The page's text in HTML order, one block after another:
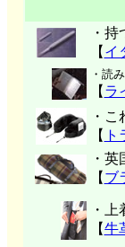
・
【 イ
・読
【 ラ
・
【
・
【 ブ
・
【牛